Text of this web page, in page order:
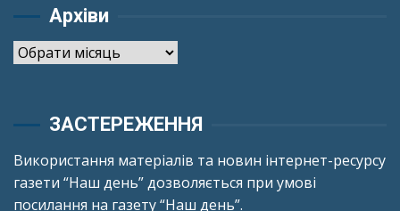
Архіви
Архіви
ЗАСТЕРЕЖЕННЯ
Використання матеріалів та новин інтернет-ресурсу
газети “Наш день” дозволяється при умові
посилання на газету “Наш день”.